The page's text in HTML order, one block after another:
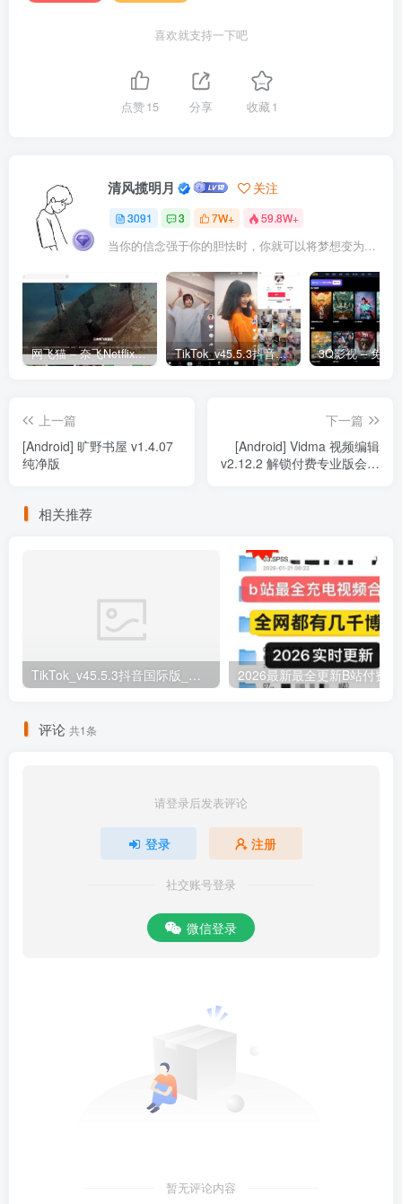
喜欢就支持一下吧
点赞15 分享 收藏1
清风揽明月 关注
3091 3 7W+ 59.8W+
当你的信念强于你的胆怯时，你就可以将梦想变为现实了
网飞猫 – 奈飞Netflix免费看 TikTok_v45.5.3抖音国际版_免拔卡解锁全球版
上一篇
[Android] 旷野书屋 v1.4.07
纯净版
下一篇
[Android] Vidma 视频编辑
v2.12.2 解锁付费专业版会员
相关推荐
TikTok_v45.5.3抖音国际版_免拔卡解锁全球版
评论 共1条
请登录后发表评论
登录 注册
社交账号登录
微信登录
暂无评论内容